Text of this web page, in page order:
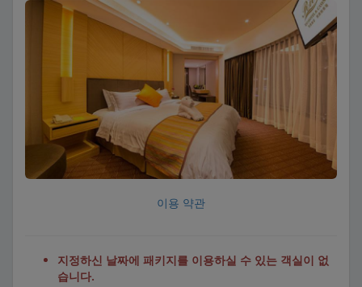
이용 약관
지정하신 날짜에 패키지를 이용하실 수 있는 객실이 없
습니다.